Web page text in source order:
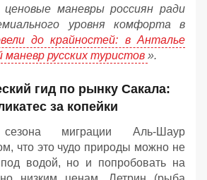
ценовые маневры россиян ради
уровня комфорта в
до крайностей: в Анталье
русских туристов ».
гид по рынку Сакала:
за копейки
сезона миграции Аль-Шаур
что это чудо природы можно не
под водой, но и попробовать на